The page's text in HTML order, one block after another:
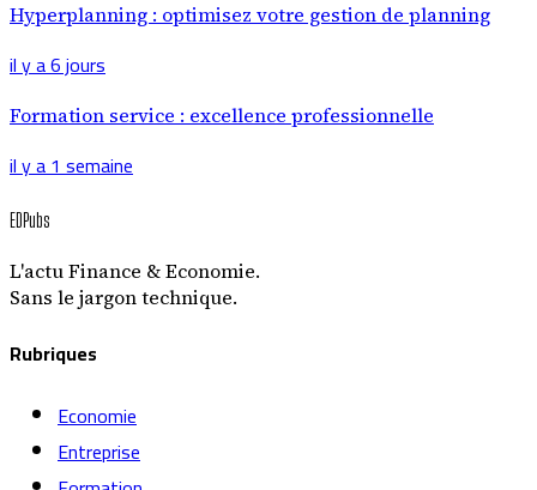
Hyperplanning : optimisez votre gestion de planning
il y a 6 jours
Formation service : excellence professionnelle
il y a 1 semaine
EDPubs
L'actu Finance & Economie.
Sans le jargon technique.
Rubriques
Economie
Entreprise